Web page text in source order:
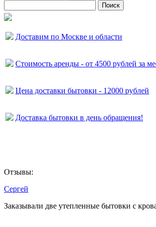
Доставим по Москве и области
Стоимость аренды - от 4500 рублей за
Цена доставки бытовки - 12000 рублей
Доставка бытовки в день обращения!
Отзывы:
Сергей
Заказывали две утепленные бытовки с